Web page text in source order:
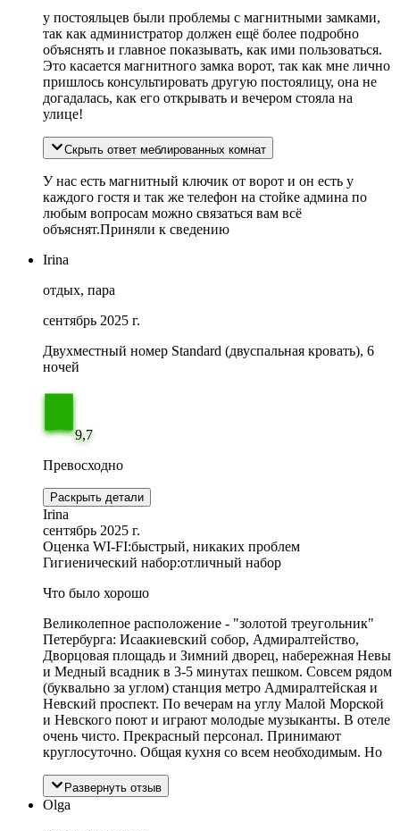
у постояльцев были проблемы с магнитными замками,
так как администратор должен ещё более подробно
объяснять и главное показывать, как ими пользоваться.
Это касается магнитного замка ворот, так как мне лично
пришлось консультировать другую постоялицу, она не
догадалась, как его открывать и вечером стояла на
улице!
Скрыть ответ меблированныx комнат
У нас есть магнитный ключик от ворот и он есть у
каждого гостя и так же телефон на стойке админа по
любым вопросам можно связаться вам всё
объяснят.Приняли к сведению
Irina
отдых, пара
сентябрь 2025 г.
Двухместный номер Standard (двуспальная кровать), 6
ночей
9,7
Превосходно
Раскрыть детали
Irina
сентябрь 2025 г.
Оценка WI-FI:быстрый, никаких проблем
Гигиенический набор:отличный набор
Что было хорошо
Великолепное расположение - "золотой треугольник"
Петербурга: Исаакиевский собор, Адмиралтейство,
Дворцовая площадь и Зимний дворец, набережная Невы
и Медный всадник в 3-5 минутах пешком. Совсем рядом
(буквально за углом) станция метро Адмиралтейская и
Невский проспект. По вечерам на углу Малой Морской
и Невского поют и играют молодые музыканты. В отеле
очень чисто. Прекрасный персонал. Принимают
круглосуточно. Общая кухня со всем необходимым. Но
Развернуть отзыв
Olga